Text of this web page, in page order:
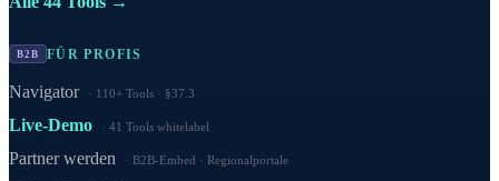
B2B FÜR PROFIS
Navigator 110+ Tools · §37.3
Live-Demo 41 Tools whitelabel
Partner werden B2B-Embed · Regionalportale